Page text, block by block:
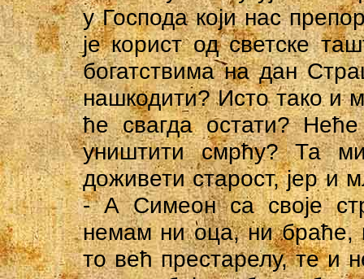
у Господа који нас
је корист од светске
богатствима на дан
нашкодити? Исто тако и
ће свагда остати?
уништити смрћу? Та
доживети старост, јер и
- А Симеон са своје
немам ни оца, ни браће,
то већ престарелу, те и